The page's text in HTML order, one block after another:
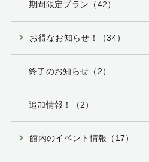
期間限定プラン（42）
お得なお知らせ！（34）
終了のお知らせ（2）
追加情報！（2）
館内のイベント情報（17）